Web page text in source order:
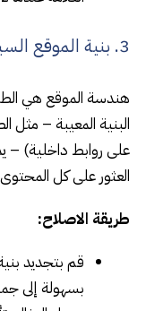
3. بنية الموقع السيئة
هندسة الموقع هي
البنية المعيبة – مثل
على روابط داخلية) –
العثور على كل
طريقة الاصلاح:
قم بتجديد
بسهولة إلى